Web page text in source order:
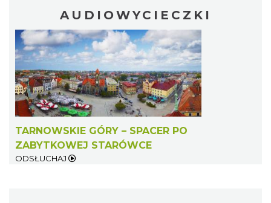
AUDIOWYCIECZKI
TARNOWSKIE GÓRY – SPACER PO
ZABYTKOWEJ STARÓWCE
ODSŁUCHAJ